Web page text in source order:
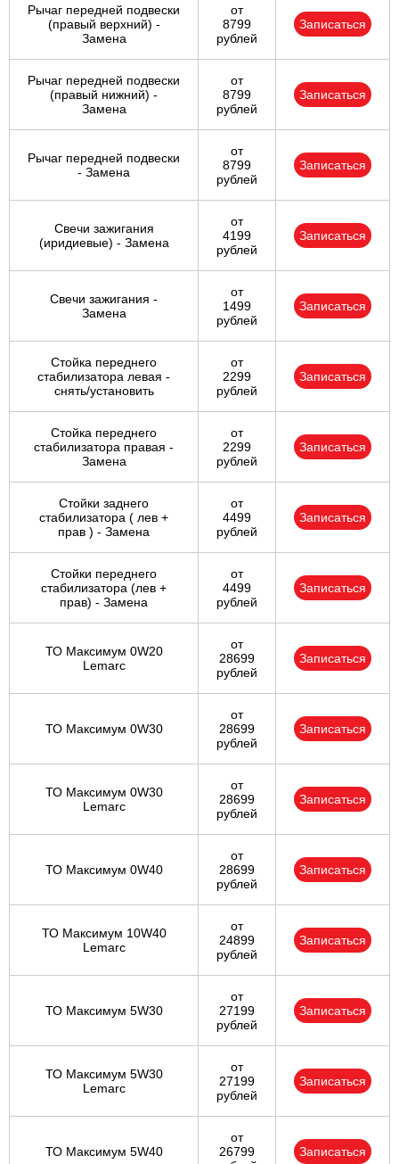
Рычаг передней подвески
(правый верхний) -
Замена
от
8799
рублей
Записаться
Рычаг передней подвески
(правый нижний) -
Замена
от
8799
рублей
Записаться
Рычаг передней подвески
- Замена
от
8799
рублей
Записаться
Свечи зажигания
(иридиевые) - Замена
от
4199
рублей
Записаться
Свечи зажигания -
Замена
от
1499
рублей
Записаться
Стойка переднего
стабилизатора левая -
снять/установить
от
2299
рублей
Записаться
Стойка переднего
стабилизатора правая -
Замена
от
2299
рублей
Записаться
Стойки заднего
стабилизатора ( лев +
прав ) - Замена
от
4499
рублей
Записаться
Стойки переднего
стабилизатора (лев +
прав) - Замена
от
4499
рублей
Записаться
ТО Максимум 0W20
Lemarc
от
28699
рублей
Записаться
ТО Максимум 0W30
от
28699
рублей
Записаться
ТО Максимум 0W30
Lemarc
от
28699
рублей
Записаться
ТО Максимум 0W40
от
28699
рублей
Записаться
ТО Максимум 10W40
Lemarc
от
24899
рублей
Записаться
ТО Максимум 5W30
от
27199
рублей
Записаться
ТО Максимум 5W30
Lemarc
от
27199
рублей
Записаться
ТО Максимум 5W40
от
26799
Записаться